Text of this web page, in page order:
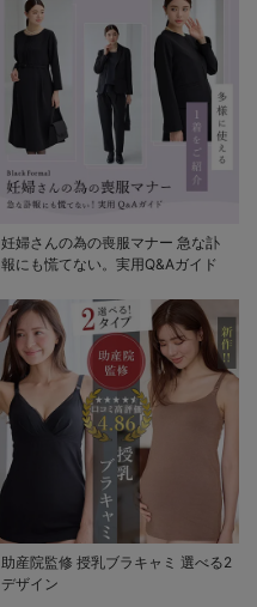
妊婦さんの為の喪服マナー 急な訃
報にも慌てない。実用Q&Aガイド
助産院監修 授乳ブラキャミ 選べる2
デザイン